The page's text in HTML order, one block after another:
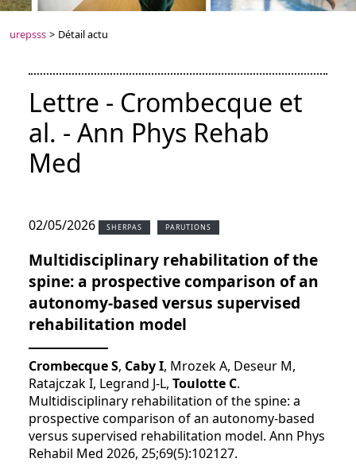
urepsss > Détail actu
Lettre - Crombecque et
al. - Ann Phys Rehab
Med
02/05/2026 SHERPAS PARUTIONS
Multidisciplinary rehabilitation of the
spine: a prospective comparison of an
autonomy-based versus supervised
rehabilitation model
Crombecque S, Caby I, Mrozek A, Deseur M,
Ratajczak I, Legrand J-L, Toulotte C.
Multidisciplinary rehabilitation of the spine: a
prospective comparison of an autonomy-based
versus supervised rehabilitation model. Ann Phys
Rehabil Med 2026, 25;69(5):102127.